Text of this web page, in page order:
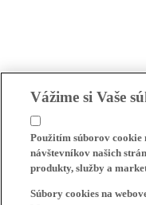
Vážime si Vaše
Použitím súborov cookie
návštevníkov našich
produkty, služby a
Súbory cookies na